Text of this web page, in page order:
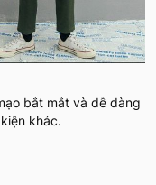
bắt mắt và dễ dàng
khác.